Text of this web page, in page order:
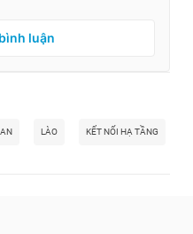
luận
LÀO KẾT NỐI HẠ TẦNG